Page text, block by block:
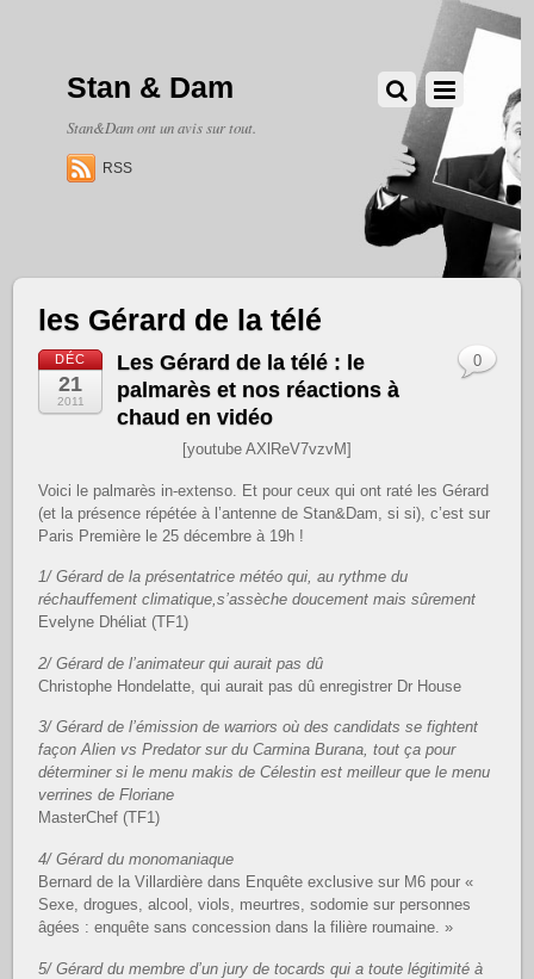
Stan & Dam
Stan&Dam ont un avis sur tout.
RSS
les Gérard de la télé
DÉC
21
2011
Les Gérard de la télé : le
palmarès et nos réactions à
chaud en vidéo
[youtube AXlReV7vzvM]
Voici le palmarès in-extenso. Et pour ceux qui ont raté les Gérard
(et la présence répétée à l’antenne de Stan&Dam, si si), c’est sur
Paris Première le 25 décembre à 19h !
1/ Gérard de la présentatrice météo qui, au rythme du
réchauffement climatique,s’assèche doucement mais sûrement
Evelyne Dhéliat (TF1)
2/ Gérard de l’animateur qui aurait pas dû
Christophe Hondelatte, qui aurait pas dû enregistrer Dr House
3/ Gérard de l’émission de warriors où des candidats se fightent
façon Alien vs Predator sur du Carmina Burana, tout ça pour
déterminer si le menu makis de Célestin est meilleur que le menu
verrines de Floriane
MasterChef (TF1)
4/ Gérard du monomaniaque
Bernard de la Villardière dans Enquête exclusive sur M6 pour «
Sexe, drogues, alcool, viols, meurtres, sodomie sur personnes
âgées : enquête sans concession dans la filière roumaine. »
5/ Gérard du membre d’un jury de tocards qui a toute légitimité à
0